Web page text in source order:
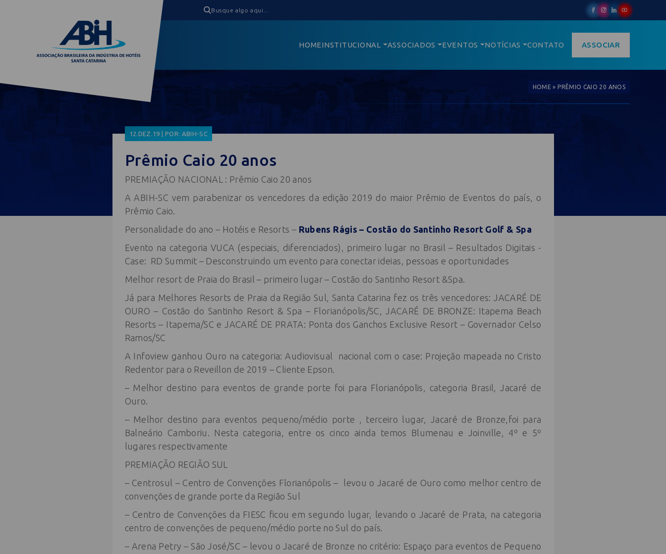
HOMEINSTITUCIONAL ASSOCIADOS EVENTOS NOTÍCIAS CONTATO ASSOCIAR
HOME »PRÊMIO CAIO 20 ANOS
12.DEZ.19 | POR: ABIH-SC
Prêmio Caio 20 anos
PREMIAÇÃO NACIONAL : Prêmio Caio 20 anos
A ABIH-SC vem parabenizar os vencedores da edição 2019 do maior Prêmio de Eventos do país, o
Prêmio Caio.
Personalidade do ano – Hotéis e Resorts – Rubens Rágis – Costão do Santinho Resort Golf & Spa
Evento na categoria VUCA (especiais, diferenciados), primeiro lugar no Brasil – Resultados Digitais -
Case: RD Summit – Desconstruindo um evento para conectar ideias, pessoas e oportunidades
Melhor resort de Praia do Brasil – primeiro lugar – Costão do Santinho Resort &Spa.
Já para Melhores Resorts de Praia da Região Sul, Santa Catarina fez os três vencedores: JACARÉ DE
OURO – Costão do Santinho Resort & Spa – Florianópolis/SC, JACARÉ DE BRONZE: Itapema Beach
Resorts – Itapema/SC e JACARÉ DE PRATA: Ponta dos Ganchos Exclusive Resort – Governador Celso
Ramos/SC
A Infoview ganhou Ouro na categoria: Audiovisual nacional com o case: Projeção mapeada no Cristo
Redentor para o Reveillon de 2019 – Cliente Epson.
– Melhor destino para eventos de grande porte foi para Florianópolis, categoria Brasil, Jacaré de
Ouro.
– Melhor destino para eventos pequeno/médio porte , terceiro lugar, Jacaré de Bronze,foi para
Balneário Camboriu. Nesta categoria, entre os cinco ainda temos Blumenau e Joinville, 4º e 5º
lugares respectivamente
PREMIAÇÃO REGIÃO SUL
– Centrosul – Centro de Convenções Florianópolis – levou o Jacaré de Ouro como melhor centro de
convenções de grande porte da Região Sul
– Centro de Convenções da FIESC ficou em segundo lugar, levando o Jacaré de Prata, na categoria
centro de convenções de pequeno/médio porte no Sul do país.
– Arena Petry – São José/SC – levou o Jacaré de Bronze no critério: Espaço para eventos de Pequeno